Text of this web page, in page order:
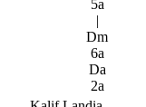
5a
|
Dm
6a
Da
2a